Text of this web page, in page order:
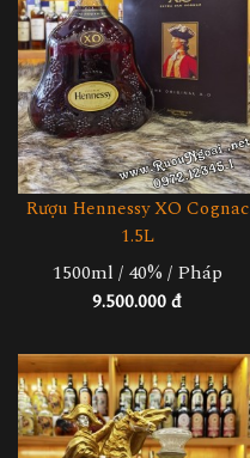
Rượu Hennessy XO Cognac
1.5L
1500ml / 40% / Pháp
9.500.000 đ